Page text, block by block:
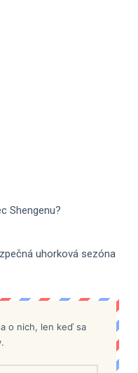
Shengenu?
uhorková sezóna
o nich, len keď sa